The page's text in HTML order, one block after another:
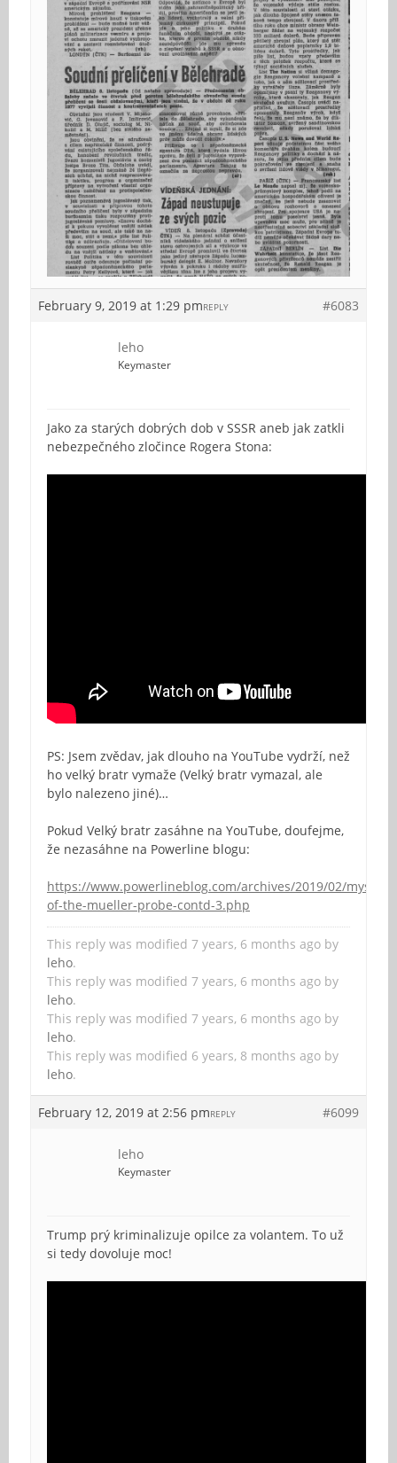
February 9, 2019 at 1:29 pm #6083
REPLY
leho
Keymaster
Jako za starých dobrých dob v SSSR aneb jak zatkli
nebezpečného zločince Rogera Stona:
PS: Jsem zvědav, jak dlouho na YouTube vydrží, než
ho velký bratr vymaže (Velký bratr vymazal, ale
bylo nalezeno jiné)…
Pokud Velký bratr zasáhne na YouTube, doufejme,
že nezasáhne na Powerline blogu:
https://www.powerlineblog.com/archives/2019/02/
of-the-mueller-probe-contd-3.php
This reply was modified 7 years, 6 months ago by
leho.
This reply was modified 7 years, 6 months ago by
leho.
This reply was modified 7 years, 6 months ago by
leho.
This reply was modified 6 years, 8 months ago by
leho.
February 12, 2019 at 2:56 pm #6099
REPLY
leho
Keymaster
Trump prý kriminalizuje opilce za volantem. To už
si tedy dovoluje moc!